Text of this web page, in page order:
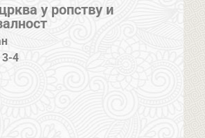
у ропству и
3-4